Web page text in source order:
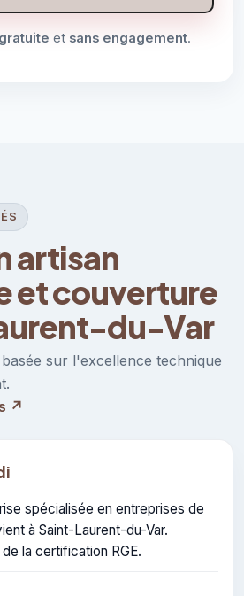
gratuite et sans engagement.
artisan
et couverture
du-Var
sur l'excellence technique
↗
spécialisée en entreprises de
à Saint-Laurent-du-Var.
la certification RGE.